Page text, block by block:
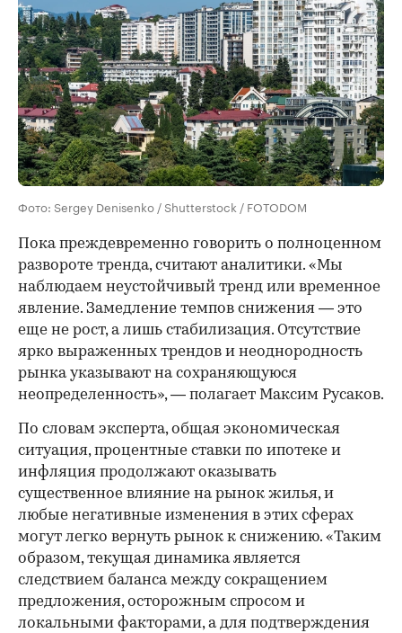
Фото: Sergey Denisenko / Shutterstock / FOTODOM
Пока преждевременно говорить о полноценном
развороте тренда, считают аналитики. «Мы
наблюдаем неустойчивый тренд или временное
явление. Замедление темпов снижения — это
еще не рост, а лишь стабилизация. Отсутствие
ярко выраженных трендов и неоднородность
рынка указывают на сохраняющуюся
неопределенность», — полагает Максим Русаков.
По словам эксперта, общая экономическая
ситуация, процентные ставки по ипотеке и
инфляция продолжают оказывать
существенное влияние на рынок жилья, и
любые негативные изменения в этих сферах
могут легко вернуть рынок к снижению. «Таким
образом, текущая динамика является
следствием баланса между сокращением
предложения, осторожным спросом и
локальными факторами, а для подтверждения